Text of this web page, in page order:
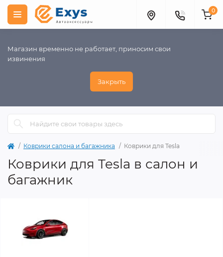
Магазин временно не работает, приносим свои
извинения
Закрыть
0
Коврики салона и багажника Коврики для Tesla
Коврики для Tesla в салон и
багажник